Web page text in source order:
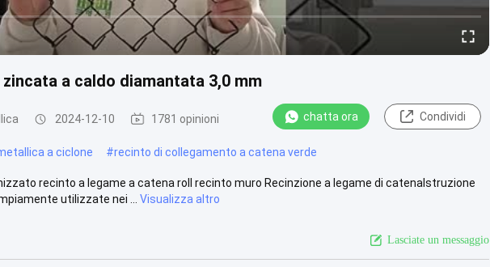
a caldo diamantata 3,0 mm
2024-12-10 1781 opinioni chatta ora Condividi
a ciclone #recinto di collegamento a catena verde
recinto a legame a catena roll recinto muro Recinzione a legame di catenaIstruzione
utilizzate nei ...
Visualizza altro
Lasciate un messaggio